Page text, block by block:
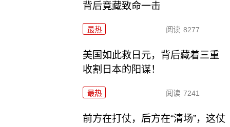
背后竟藏致命一击
最热 阅读 8277
美国如此救日元，背后藏着三重
收割日本的阳谋！
最热 阅读 7241
前方在打仗，后方在“清场”，这仗